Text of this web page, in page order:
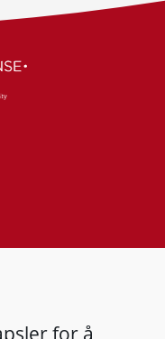
for å